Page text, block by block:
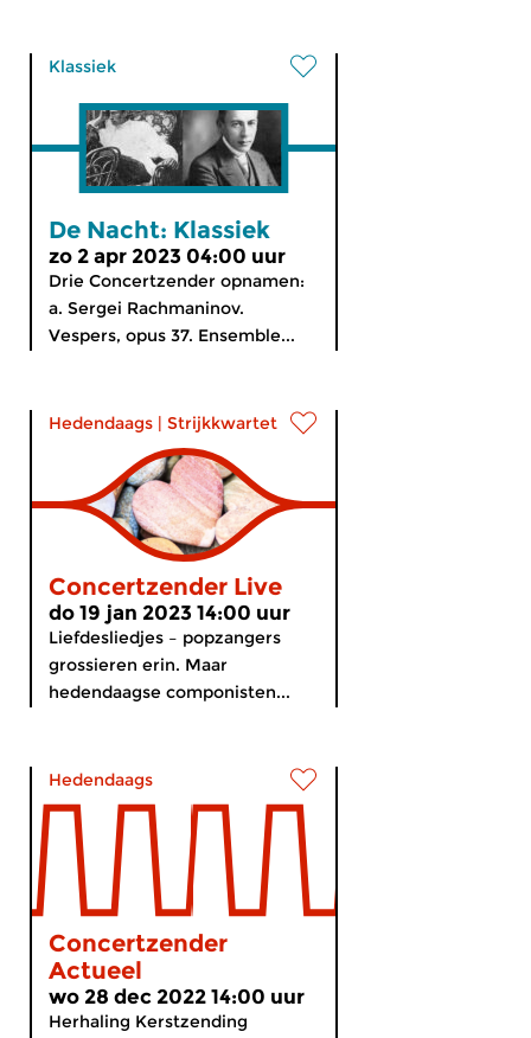
Klassiek
De Nacht: Klassiek
zo 2 apr 2023 04:00 uur
Drie Concertzender opnamen:
a. Sergei Rachmaninov.
Vespers, opus 37. Ensemble...
Hedendaags | Strijkkwartet
Concertzender Live
do 19 jan 2023 14:00 uur
Liefdesliedjes – popzangers
grossieren erin. Maar
hedendaagse componisten...
Hedendaags
Concertzender
Actueel
wo 28 dec 2022 14:00 uur
Herhaling Kerstzending